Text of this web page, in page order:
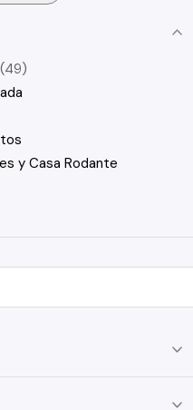
y Casa Rodante